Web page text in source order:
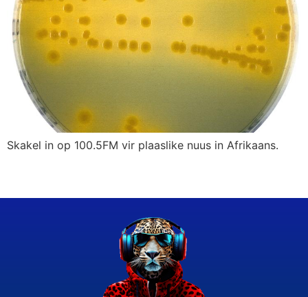
Skakel in op 100.5FM vir plaaslike nuus in Afrikaans.